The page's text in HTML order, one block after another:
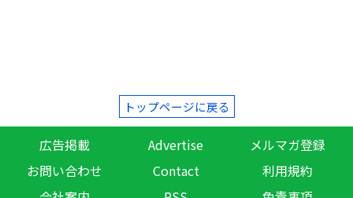
トップページに戻る
広告掲載 Advertise
メルマガ登録
お問い合わせ
Contact
利用規約